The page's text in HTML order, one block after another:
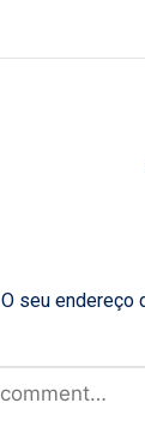
O seu endereço